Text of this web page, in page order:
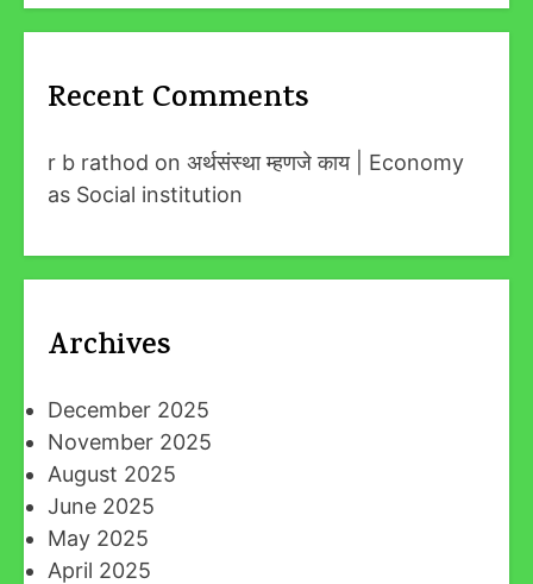
Recent Comments
r b rathod on अर्थसंस्था म्हणजे काय | Economy
as Social institution
Archives
December 2025
November 2025
August 2025
June 2025
May 2025
April 2025